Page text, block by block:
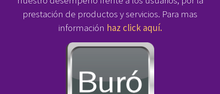
prestación de productos y servicios. Para mas
información haz click aquí.